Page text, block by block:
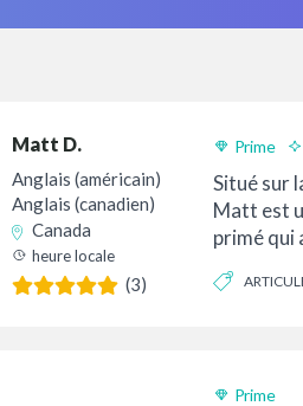
À PROPOS DE
Matt D.
Anglais (américain)
Anglais (canadien)
Canada
heure locale
(3)
Prime
Livraison
Situé sur
Matt est
primé qui
Prime